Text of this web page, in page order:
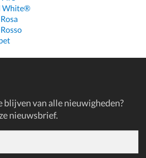
White®
blijven van alle nieuwigheden?
nieuwsbrief.